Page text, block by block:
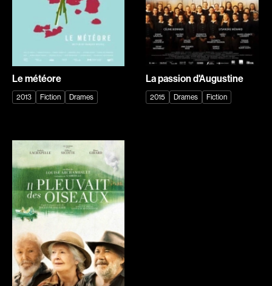
Côté Denis
Côté-Collins Lawrence
Courchesne Pascal
Cousin Christophe
Cousineau Marie-Hélène
Crépeau Jeanne
Cronenberg David
Cross Roy
Crowley John
Cruchten Pol
Cuny Alain
d'Alcantara Vanja
D'Amours Isabelle
D'Ynglemare Gaëlle
Dallaire Marie-Julie
Danis Aimée
Dansereau Jean
Darcus Jack
De Fontenay Guillaume
Le météore
2013 Fiction Drames
La passion d'Augustine
2015 Drames Fiction